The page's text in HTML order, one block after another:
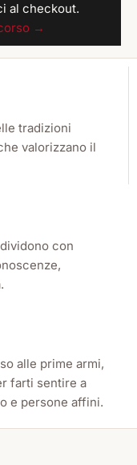
al checkout.
→
tradizioni
valorizzano il
con
alle prime armi,
farti sentire a
e persone affini.